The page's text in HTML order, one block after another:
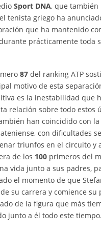
Sport DNA, que también
tenista griego ha
que ha mantenido
prácticamente toda
87del ranking ATP
motivo de esta
es la inestabilidad que
relación sobre todo estos
han coincidido con
con dificultades
triunfos en el circuito y
de los 100primeros del
vida junto a sus padres,
el momento de que
su carrera y comience su
de la figura que más
junto a él todo este tiempo.